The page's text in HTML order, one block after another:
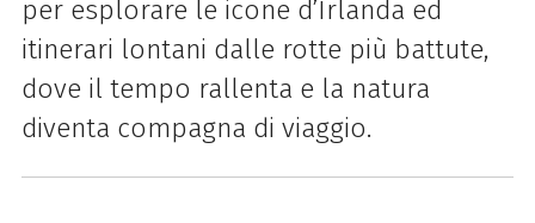
per esplorare le icone d’Irlanda ed
itinerari lontani dalle rotte più battute,
dove il tempo rallenta e la natura
diventa compagna di viaggio.